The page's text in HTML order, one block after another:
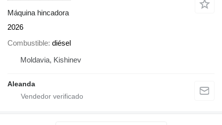
Máquina hincadora
2026
Combustible diésel
Moldavia, Kishinev
Aleanda